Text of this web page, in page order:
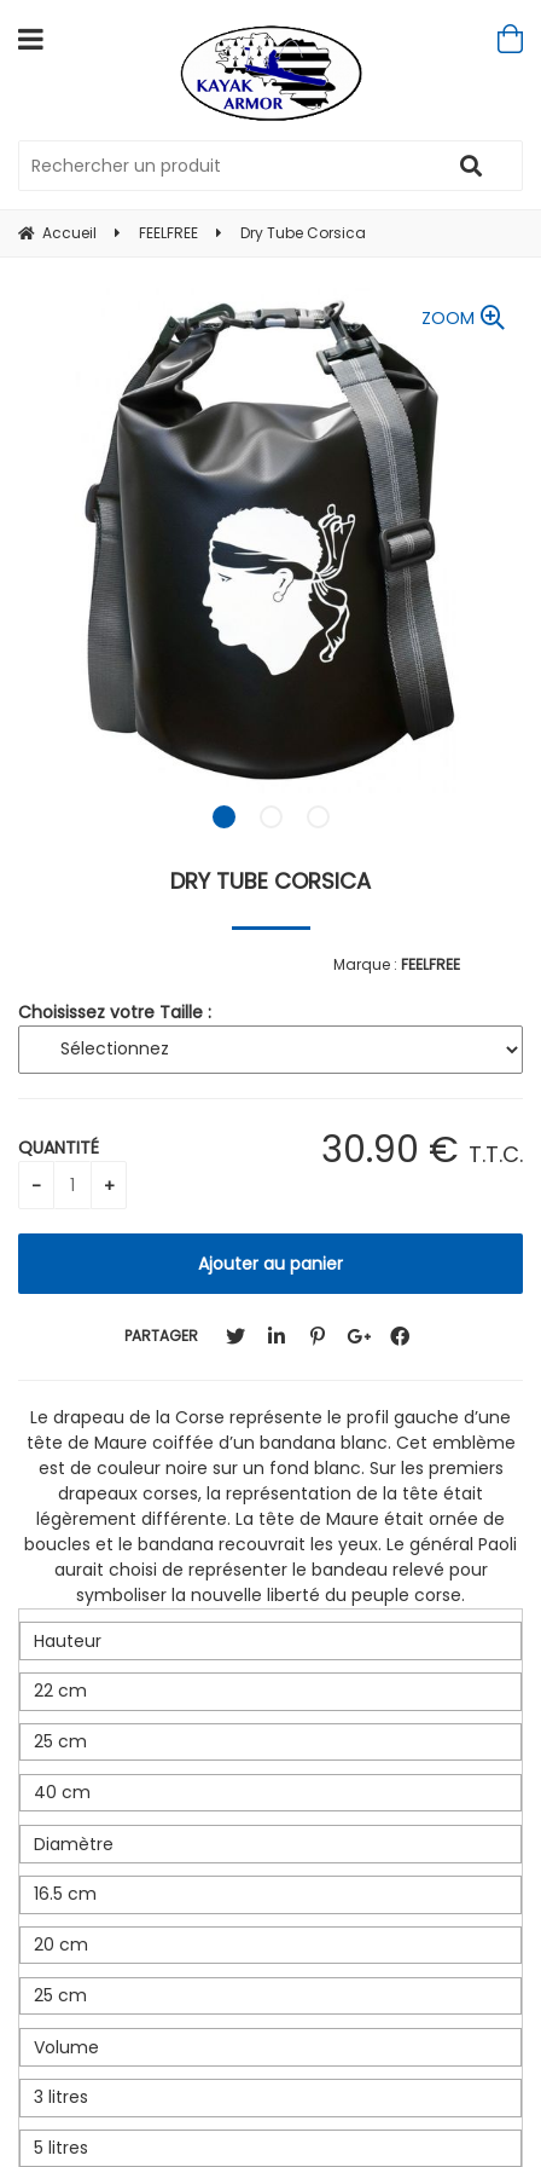
Accueil FEELFREE Dry Tube Corsica
ZOOM
DRY TUBE CORSICA
FEELFREE
Choisissez votre Taille :
30.90 € T.T.C.
QUANTITÉ
PARTAGER
Le drapeau de la Corse représente le profil gauche d’une
tête de Maure coiffée d’un bandana blanc. Cet emblème
est de couleur noire sur un fond blanc. Sur les premiers
drapeaux corses, la représentation de la tête était
légèrement différente. La tête de Maure était ornée de
boucles et le bandana recouvrait les yeux. Le général Paoli
aurait choisi de représenter le bandeau relevé pour
symboliser la nouvelle liberté du peuple corse.
Hauteur
22 cm
25 cm
40 cm
Diamètre
16.5 cm
20 cm
25 cm
Volume
3 litres
5 litres